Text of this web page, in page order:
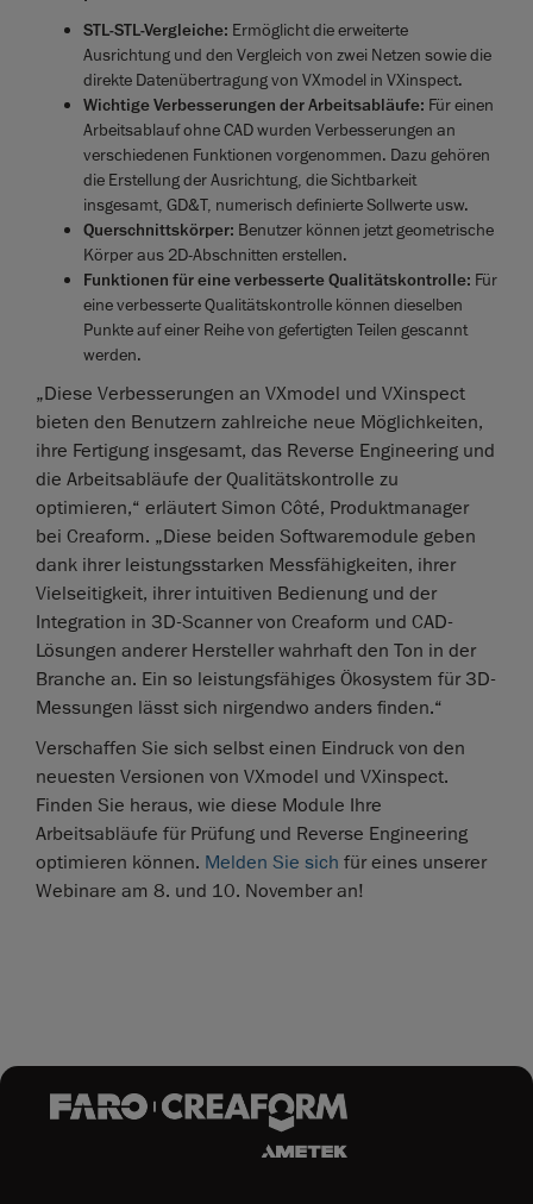
STL-STL-Vergleiche: Ermöglicht die erweiterte
Ausrichtung und den Vergleich von zwei Netzen sowie die
direkte Datenübertragung von VXmodel in VXinspect.
Wichtige Verbesserungen der Arbeitsabläufe: Für einen
Arbeitsablauf ohne CAD wurden Verbesserungen an
verschiedenen Funktionen vorgenommen. Dazu gehören
die Erstellung der Ausrichtung, die Sichtbarkeit
insgesamt, GD&T, numerisch definierte Sollwerte usw.
Querschnittskörper: Benutzer können jetzt geometrische
Körper aus 2D-Abschnitten erstellen.
Funktionen für eine verbesserte Qualitätskontrolle: Für
eine verbesserte Qualitätskontrolle können dieselben
Punkte auf einer Reihe von gefertigten Teilen gescannt
werden.
„Diese Verbesserungen an VXmodel und VXinspect
bieten den Benutzern zahlreiche neue Möglichkeiten,
ihre Fertigung insgesamt, das Reverse Engineering und
die Arbeitsabläufe der Qualitätskontrolle zu
optimieren,“ erläutert Simon Côté, Produktmanager
bei Creaform. „Diese beiden Softwaremodule geben
dank ihrer leistungsstarken Messfähigkeiten, ihrer
Vielseitigkeit, ihrer intuitiven Bedienung und der
Integration in 3D-Scanner von Creaform und CAD-
Lösungen anderer Hersteller wahrhaft den Ton in der
Branche an. Ein so leistungsfähiges Ökosystem für 3D-
Messungen lässt sich nirgendwo anders finden.“
Verschaffen Sie sich selbst einen Eindruck von den
neuesten Versionen von VXmodel und VXinspect.
Finden Sie heraus, wie diese Module Ihre
Arbeitsabläufe für Prüfung und Reverse Engineering
optimieren können. Melden Sie sich für eines unserer
Webinare am 8. und 10. November an!